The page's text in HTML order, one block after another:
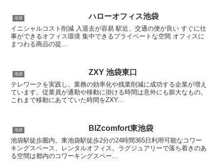
池袋 ハローオフィス池袋
イニシャルコスト削減 入退去が容易 駅近、交通の便が良い すぐに仕
事ができるオフィス環境 集中できるプライベートな空間 オフィスに
まつわる商品の提...
池袋 ZXY 池袋東口
テレワークを実践し、業務の効率化や残業削減に成功する企業が増え
ています。従業員が通勤や移動に掛ける時間は意外にも膨大なもの。
これまで移動にあてていた時間をZXY...
池袋 BIZcomfort東池袋
池袋駅徒歩圏内。東池袋駅徒歩2分の24時間365日利用可能なコワー
キングスペース、レンタルオフィス。ラグジュアリーで落ち着きのあ
る空間は都内のコワーキングスペー...